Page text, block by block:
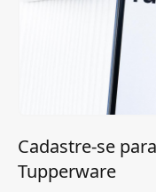
Cadastre-se
Tupperware